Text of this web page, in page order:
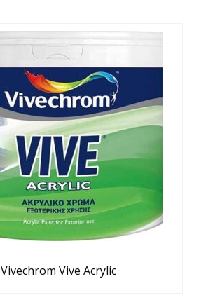
Vivechrom Vive Acrylic